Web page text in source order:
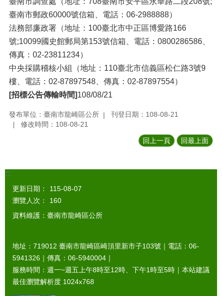
臺南市郵政60000號信箱、電話：06-2988888）
法務部廉政署（地址：100臺北市中正區博愛路166
號;10099國史館郵局第153號信箱、電話：0800286586、
傳真：02-23811234）
中央採購稽核小組（地址：110臺北市信義區松仁路3號9
樓、電話：02-87897548、傳真：02-87897554）
[招標公告傳輸時間]108/08/21
發布單位：臺南市龍崎區公所
刊登日期：108-08-21
修改時間：108-08-21
回上一頁 回最上面
:::
更新日期：
115-08-07
瀏覽人次：
160
資料維護：臺南市龍崎區公所
地址：719012 臺南市龍崎區崎頂里新市子103號｜電話：06-
5941326｜傳真：06-5940004｜
服務時間：週一~週五上午8時至12時、下午1時至5時｜本站建議
最佳瀏覽解析度 1024x768